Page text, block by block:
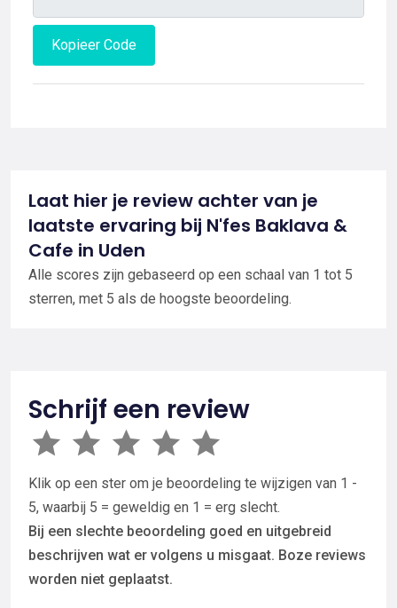
Kopieer Code
Laat hier je review achter van je
laatste ervaring bij N'fes Baklava &
Cafe in Uden
Alle scores zijn gebaseerd op een schaal van 1 tot 5
sterren, met 5 als de hoogste beoordeling.
Schrijf een review
Klik op een ster om je beoordeling te wijzigen van 1 -
5, waarbij 5 = geweldig en 1 = erg slecht.
Bij een slechte beoordeling goed en uitgebreid
beschrijven wat er volgens u misgaat. Boze reviews
worden niet geplaatst.